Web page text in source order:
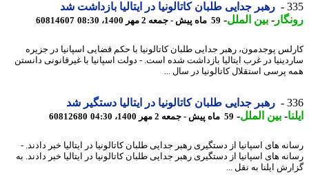
رهبر جدایی طلبان کاتالونیا در ایتالیا بازداشت شد
-بین الملل-59 ماه پیش - جمعه 2 مهر 1400، 08:30 60814607
پوجدمون، رهبر جدایی طلبان کاتالونیا با حکم قضایی اسپانیا در جزیره
در غرب ایتالیا بازداشت شده است. - دولت اسپانیا با غیرقانونی دانستن
پرسی استقلال کاتالونیا در سال ...
رهبر جدایی طلبان کاتالونیا در ایتالیا دستگیر شد
-بین الملل-59 ماه پیش - جمعه 2 مهر 1400، 04:30 60812680
های اسپانیا از دستگیری رهبر جدایی طلبان کاتالونیا در ایتالیا خبر دادند. -
های اسپانیا از دستگیری رهبر جدایی طلبان کاتالونیا در ایتالیا خبر دادند. به
ایلنا به نقل ...